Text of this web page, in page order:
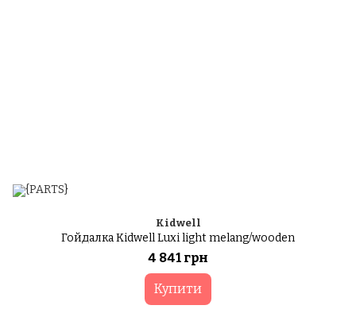
Kidwell
Гойдалка Kidwell Luxi light melang/wooden
4 841 грн
Купити